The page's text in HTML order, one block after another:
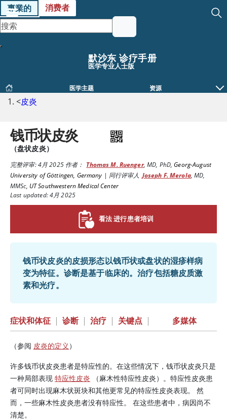
專業的 消费者
默沙东 诊疗手册
医学专业人士版
医学主题 资源
<皮炎
钱币状皮炎
（盘状皮炎）
完整评审:4月 2025作者： Thomas M. Ruenger,MD, PhD,Georg-August
University of Göttingen, Germany | 同行评审人 Joseph F. Merola,MD,
MMSc, UT Southwestern Medical Center
Last updated: 4月 2025
看法 进行患者培训
钱币状皮炎的皮损形态以钱币状或盘状的湿疹样病
变为特征。诊断是基于临床的。治疗包括糖皮质激
素和光疗。
症状和体征 | 诊断 | 治疗 | 关键点 | 多媒体
（参阅 皮炎的定义 ）
许多钱币状皮炎患者是特应性的。在这些情况下，钱币状皮炎只是
一种局部表现 特应性皮炎 （麻木性特应性皮炎）。特应性皮炎患
者可同时出现麻木状斑块和其他更常见的特应性皮炎表现。 然
而，一些麻木性皮炎患者没有特应性。 在这些患者中，病因尚不
清楚。